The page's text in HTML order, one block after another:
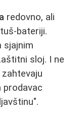
redovno, ali
bateriji.
sjajnim
sloj. I ne
prodavac